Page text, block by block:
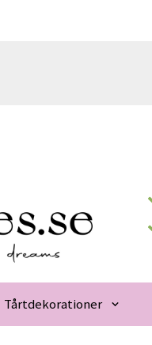
Tårtdekorationer